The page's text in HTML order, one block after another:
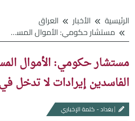
الرئيسية الأخبار
العراق
مستشار حكومي: الأموال المستردة من الفاسدين إيرادات لا تدخل في الموازنات
مستشار حكومي: الأموال
الفاسدين إيرادات لا تدخل
بغداد - كلمة الإخباري